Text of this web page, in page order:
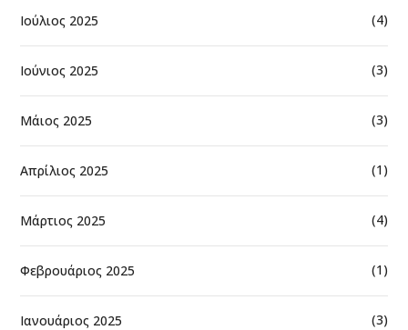
Ιούλιος 2025 (4)
Ιούνιος 2025 (3)
Μάιος 2025 (3)
Απρίλιος 2025 (1)
Μάρτιος 2025 (4)
Φεβρουάριος 2025 (1)
Ιανουάριος 2025 (3)